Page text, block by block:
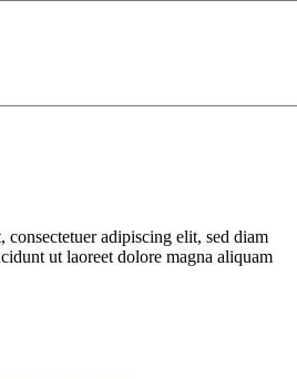
adipiscing elit, sed diam
ut laoreet dolore magna aliquam